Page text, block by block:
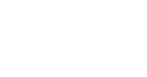
garanteret.